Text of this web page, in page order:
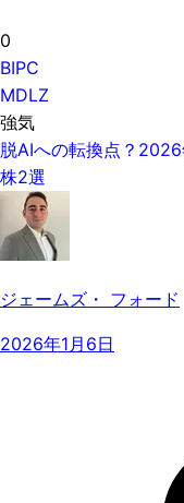
0
BIPC
MDLZ
強気
脱AIへの転換点？
株2選
ジェームズ・ フォード
2026年1月6日